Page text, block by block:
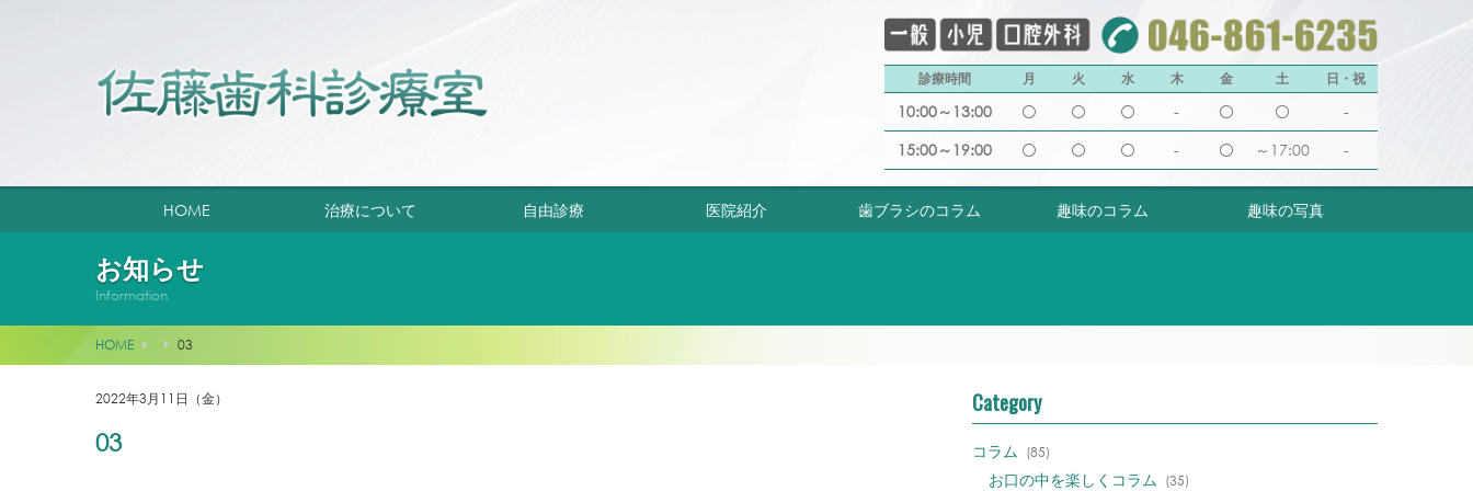
診療時間 月 火 水 木 金 土 日・祝
10:00～13:00 -
-
15:00～19:00
- ～17:00 -
HOME 治療について 自由診療 医院紹介 歯ブラシのコラム 趣味のコラム 趣味の写真
お知らせ
Information
HOME 03
2022年3月11日（金）
03
Category
コラム (85)
お口の中を楽しくコラム (35)